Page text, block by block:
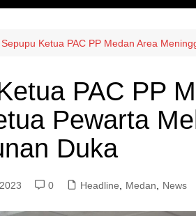
Ketua PAC PP Medan Area
PAC PP
Pewarta
Duka
0 Headline Medan News